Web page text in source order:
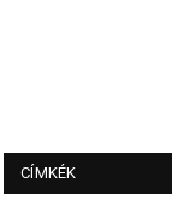
CÍMKÉK